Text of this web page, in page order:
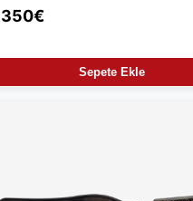
350€
Sepete Ekle